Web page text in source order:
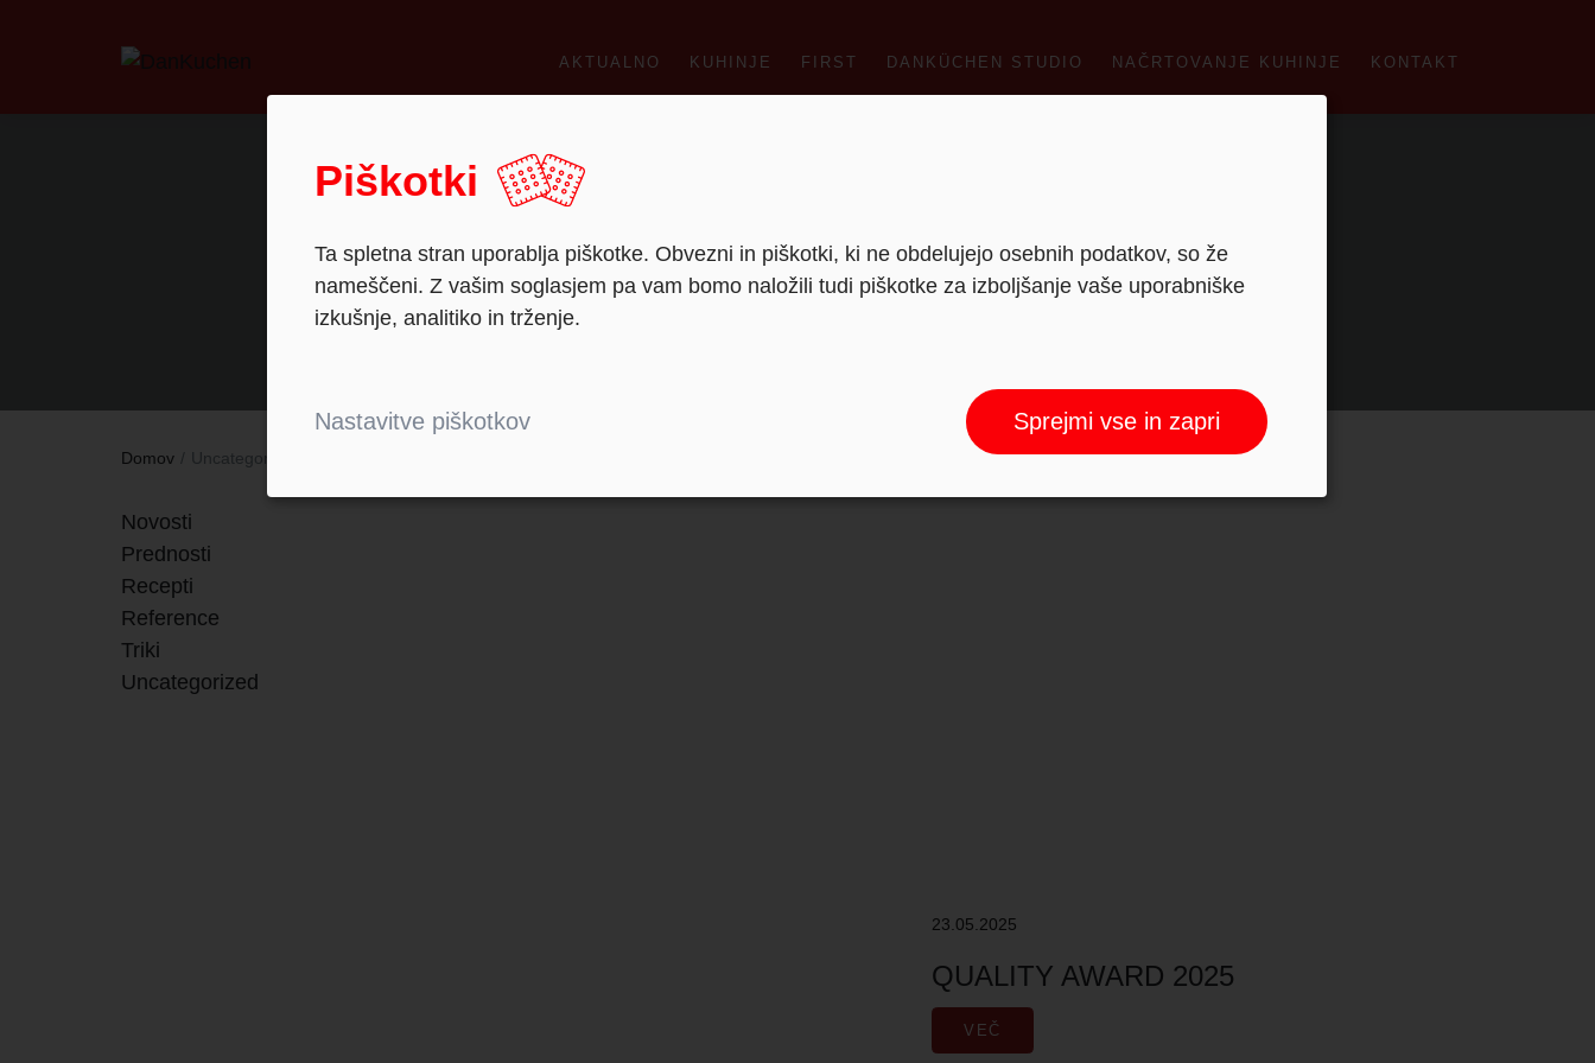
AKTUALNO KUHINJE FIRST DANKÜCHEN STUDIO NAČRTOVANJE KUHINJE KONTAKT
Uncategorized
Domov Uncategorized
Novosti
Prednosti
Recepti
Reference
Triki
Uncategorized
23.05.2025
QUALITY AWARD 2025
VEČ
Piškotki
Ta spletna stran uporablja piškotke. Obvezni in piškotki, ki ne obdelujejo osebnih podatkov, so že
nameščeni. Z vašim soglasjem pa vam bomo naložili tudi piškotke za izboljšanje vaše uporabniške
izkušnje, analitiko in trženje.
Nastavitve piškotkov Sprejmi vse in zapri